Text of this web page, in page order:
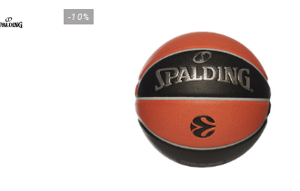
-10%